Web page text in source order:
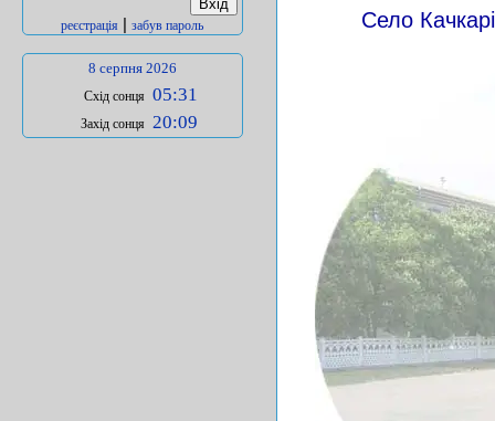
реєстрація |забув пароль
8 серпня 2026
Схід сонця 05:31
Захід сонця 20:09
Село